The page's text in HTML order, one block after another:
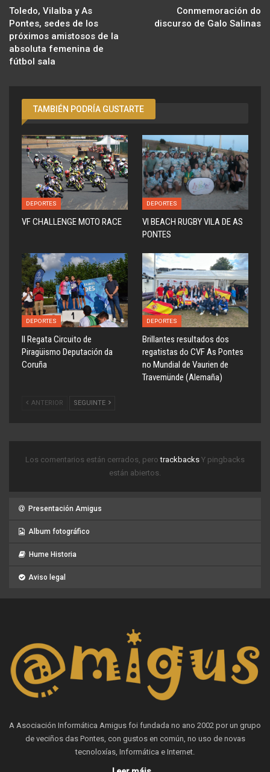
Toledo, Vilalba y As
Pontes, sedes de los
próximos amistosos de la
absoluta femenina de
fútbol sala
Conmemoración do
discurso de Galo Salinas
TAMBIÉN PODRÍA GUSTARTE
DEPORTES
VF CHALLENGE MOTO RACE
DEPORTES
VI BEACH RUGBY VILA DE AS
PONTES
DEPORTES
ll Regata Circuito de
Piragüismo Deputación da
Coruña
DEPORTES
Brillantes resultados dos
regatistas do CVF As Pontes
no Mundial de Vaurien de
Travemünde (Alemaña)
ANTERIOR SEGUINTE
Los comentarios están cerrados, perotrackbacks Y pingbacks
están abiertos.
Presentación Amigus
Album fotográfico
Hume Historia
Aviso legal
A Asociación Informática Amigus foi fundada no ano 2002 por un grupo
de veciños das Pontes, con gustos en común, no uso de novas
tecnoloxías, Informática e Internet.